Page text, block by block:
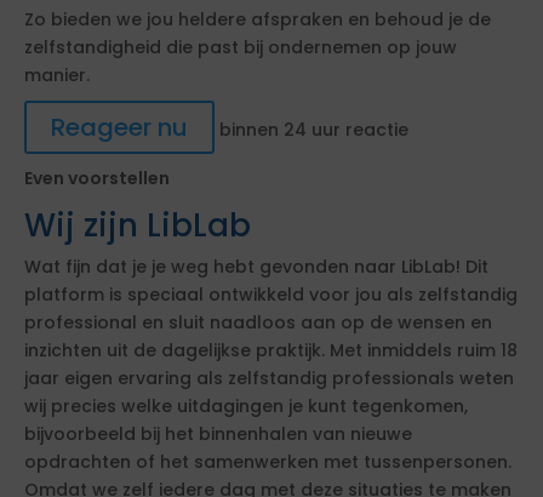
Zo bieden we jou heldere afspraken en behoud je de
zelfstandigheid die past bij ondernemen op jouw
manier.
Reageer nu
binnen 24 uur reactie
Even voorstellen
Wij zijn LibLab
Wat fijn dat je je weg hebt gevonden naar LibLab! Dit
platform is speciaal ontwikkeld voor jou als zelfstandig
professional en sluit naadloos aan op de wensen en
inzichten uit de dagelijkse praktijk. Met inmiddels ruim 18
jaar eigen ervaring als zelfstandig professionals weten
wij precies welke uitdagingen je kunt tegenkomen,
bijvoorbeeld bij het binnenhalen van nieuwe
opdrachten of het samenwerken met tussenpersonen.
Omdat we zelf iedere dag met deze situaties te maken